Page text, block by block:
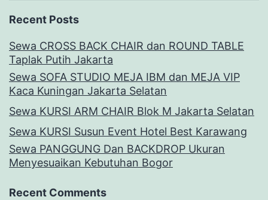
Recent Posts
Sewa CROSS BACK CHAIR dan ROUND TABLE
Taplak Putih Jakarta
Sewa SOFA STUDIO MEJA IBM dan MEJA VIP
Kaca Kuningan Jakarta Selatan
Sewa KURSI ARM CHAIR Blok M Jakarta Selatan
Sewa KURSI Susun Event Hotel Best Karawang
Sewa PANGGUNG Dan BACKDROP Ukuran
Menyesuaikan Kebutuhan Bogor
Recent Comments